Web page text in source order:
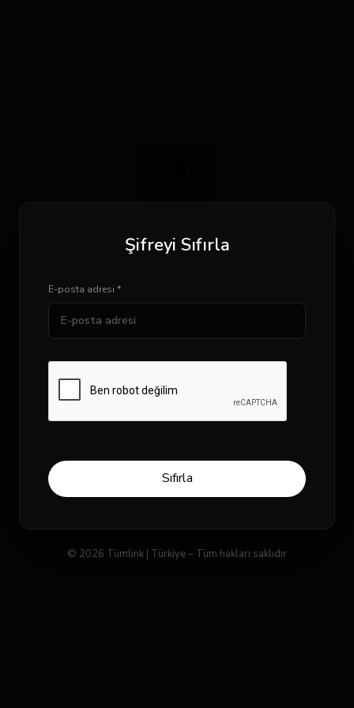
Şifreyi Sıfırla
E-posta adresi *
Sıfırla
© 2026 Tümlink | Türkiye – Tüm hakları saklıdır